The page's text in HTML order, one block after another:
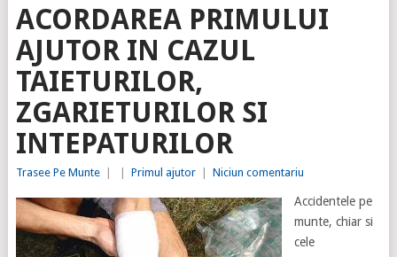
ACORDAREA PRIMULUI
AJUTOR IN CAZUL
TAIETURILOR,
ZGARIETURILOR SI
INTEPATURILOR
Trasee Pe Munte Primul ajutor Niciun comentariu
Accidentele pe
munte, chiar si
cele